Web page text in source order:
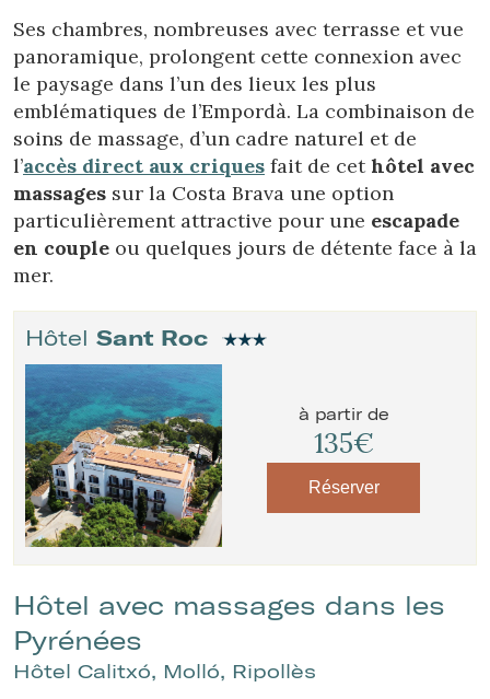
Ses chambres, nombreuses avec terrasse et vue
panoramique, prolongent cette connexion avec
le paysage dans l’un des lieux les plus
emblématiques de l’Empordà. La combinaison de
soins de massage, d’un cadre naturel et de
l’accès direct aux criques fait de cethôtel avec
massages sur la Costa Brava une option
particulièrement attractive pour une escapade
en couple ou quelques jours de détente face à la
mer.
Hôtel Sant Roc
à partir de
135€
Réserver
Hôtel avec massages dans les
Pyrénées
Hôtel Calitxó, Molló, Ripollès